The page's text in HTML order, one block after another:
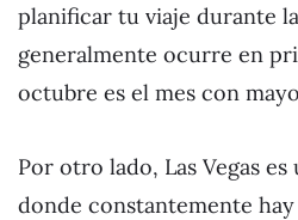
planificar tu viaje durante
generalmente ocurre en
octubre es el mes con
Por otro lado, Las Vegas
donde constantemente